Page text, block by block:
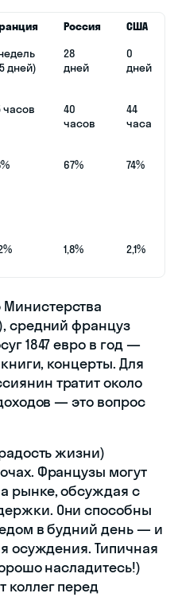
Россия
США
дней)
28
дней
0
дней
часов
40
часов
44
часа
67% 74%
1,8% 2,1%
средний француз
1847 евро в год —
концерты. Для
тратит около
— это вопрос
жизни)
Французы могут
рынке, обсуждая с
Они способны
в будний день — и
осуждения. Типичная
насладитесь!)
коллег перед